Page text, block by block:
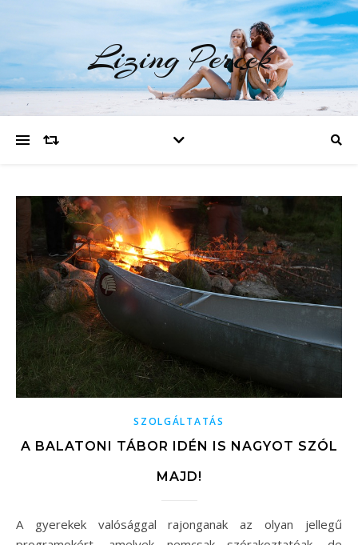
Lizing Percek
SZOLGÁLTATÁS
A BALATONI TÁBOR IDÉN IS NAGYOT SZÓL
MAJD!
A gyerekek valósággal rajonganak az olyan jellegű